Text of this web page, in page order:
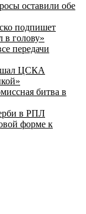
оставили обе
подпишет
в голову»
передачи
ЦСКА
битва в
в РПЛ
форме к